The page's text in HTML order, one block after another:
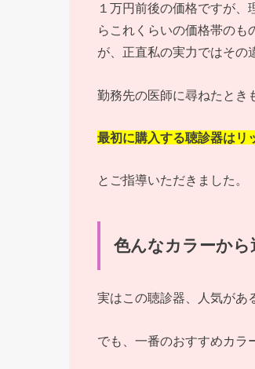
１万円前後の価格ですが
らこれくらいの価格帯のも
が、正直私の実力ではその
勤務先の医師に尋ねたとき
最初に購入する聴診器はリ
とご指導いただきました。
色んなカラーから
実はこの聴診器、人気があ
でも、一番のおすすめカラ